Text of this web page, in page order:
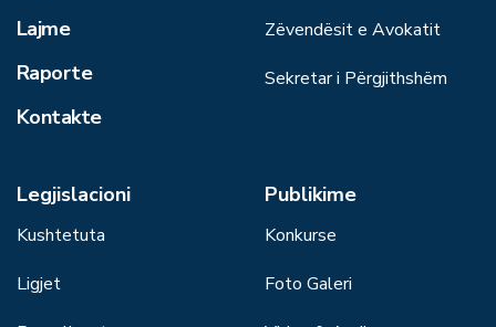
Lajme
Raporte
Kontakte
Zëvendësit e Avokatit
Sekretar i Përgjithshëm
Legjislacioni
Kushtetuta
Ligjet
Publikime
Konkurse
Foto Galeri